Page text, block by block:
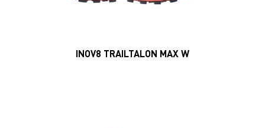
MĚKKÝ TRAIL |STŘEDNÍ (3)